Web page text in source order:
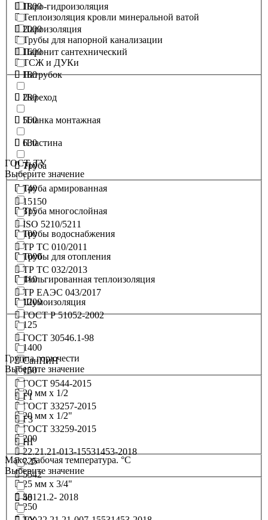
Теплоизоляция кровли минеральной ватой
Трубы для напорной канализации
ТСЖ и ДУКи
Паро-гидроизоляция
Пароизоляция
Паронит сантехнический
Патрубок
Переход
Планка монтажная
Пластина
Труба
Труба армированная
Труба многослойная
Трубы водоснабжения
Трубы для отопления
Фольгированная теплоизоляция
Шумоизоляция
1800
2000
1600
180
280
560
630
710
140
315
100
1000
110
1200
125
1400
150
20 мм х 1/2
20 мм х 1/2"
200
225
25 мм x 3/4"
250
ГОСТ, ТУ
Выберите значение
15150
ISO 5210/5211
ТР ТС 010/2011
ТР ТС 032/2013
ТР ЕАЭС 043/2017
ГОСТ Р 51052-2002
ГОСТ 30546.1-98
СанПиН
ГОСТ 9544-2015
ГОСТ 33257-2015
ГОСТ 33259-2015
22.21.21-013-15531453-2018
5542
58121.2- 2018
Группа горючести
Выберите значение
Г1
Г3
НГ
Макс. рабочая температура. °C
Выберите значение
40